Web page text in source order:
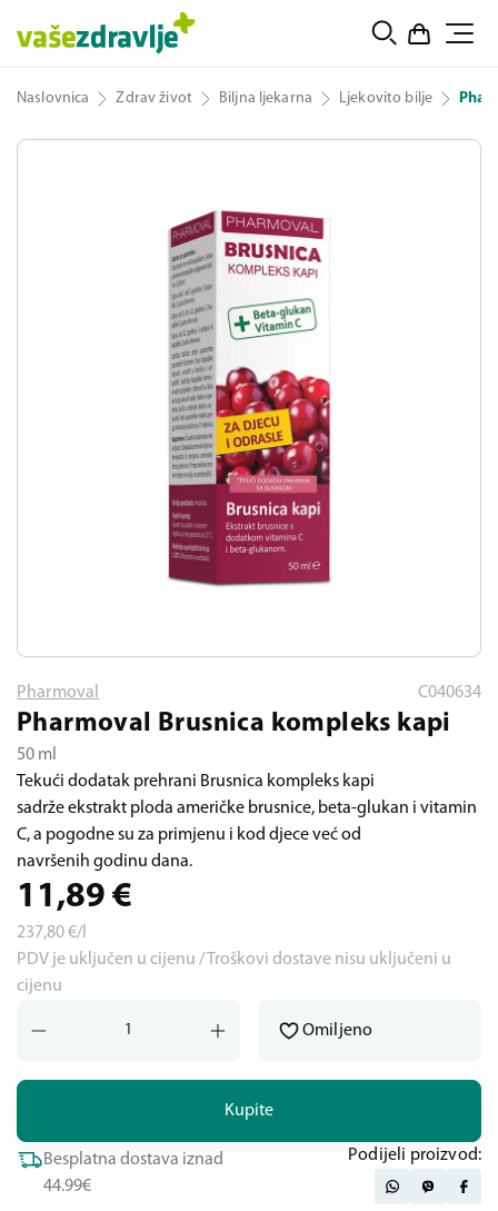
Naslovnica Zdrav život Biljna ljekarna Ljekovito bilje
Pharmoval C040634
Pharmoval Brusnica kompleks kapi
50 ml
Tekući dodatak prehrani Brusnica kompleks kapi
sadrže ekstrakt ploda američke brusnice, beta-glukan i vitamin
C, a pogodne su za primjenu i kod djece već od
navršenih godinu dana.
11,89 €
237,80€/l
PDV je uključen u cijenu / Troškovi dostave nisu uključeni u
cijenu
Kupite
Omiljeno
Besplatna dostava iznad
44.99€
Podijeli proizvod: